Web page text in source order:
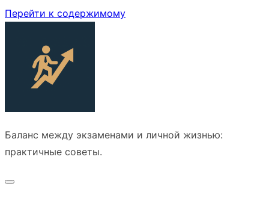
Перейти к содержимому
Баланс между экзаменами и личной жизнью:
практичные советы.